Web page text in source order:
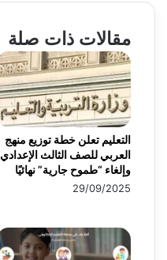
مقالات ذات صلة
التعليم تعلن خطة توزيع منهج
العربي للصف الثالث الإعدادي
وإلغاء “طموح جارية” نهائيًا
29/09/2025